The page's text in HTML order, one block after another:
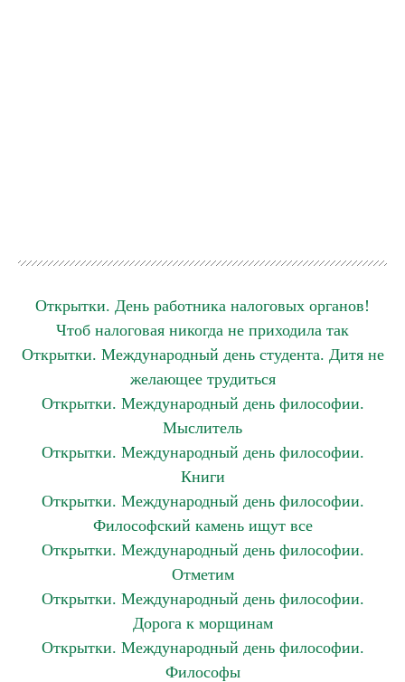
Открытки. День работника налоговых органов!
Чтоб налоговая никогда не приходила так
Открытки. Международный день студента. Дитя не
желающее трудиться
Открытки. Международный день философии.
Мыслитель
Открытки. Международный день философии.
Книги
Открытки. Международный день философии.
Философский камень ищут все
Открытки. Международный день философии.
Отметим
Открытки. Международный день философии.
Дорога к морщинам
Открытки. Международный день философии.
Философы